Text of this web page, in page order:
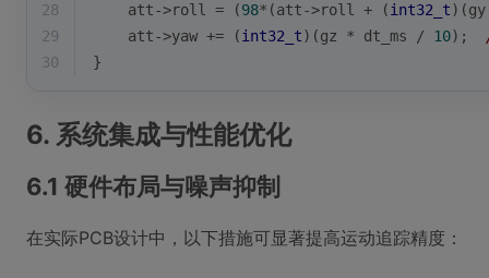
28
    att->roll = (
98*(att->roll + (int32_t
29
    att->yaw += (
int32_t)(gz * dt_ms / 10);
30
}
6. 系统集成与性能优化
6.1 硬件布局与噪声抑制
在实际PCB设计中，以下措施可显著提高运动追踪精度：